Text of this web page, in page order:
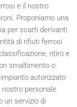
e il nostro
Proponiamo una
per scarti derivanti
di rifiuti ferrosi
ritiro e
smaltimento o
autorizzato
personale
un servizio di